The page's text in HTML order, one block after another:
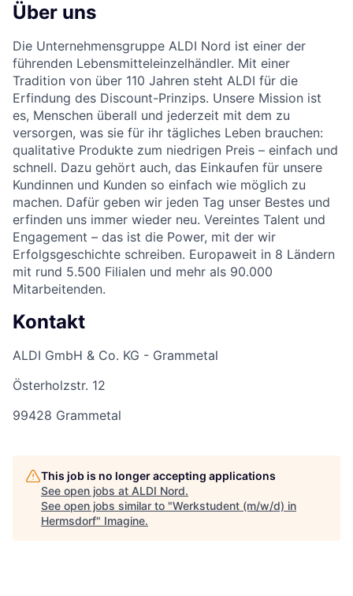
Über uns
Die Unternehmensgruppe ALDI Nord ist einer der
führenden Lebensmitteleinzelhändler. Mit einer
Tradition von über 110 Jahren steht ALDI für die
Erfindung des Discount-Prinzips. Unsere Mission ist
es, Menschen überall und jederzeit mit dem zu
versorgen, was sie für ihr tägliches Leben brauchen:
qualitative Produkte zum niedrigen Preis – einfach und
schnell. Dazu gehört auch, das Einkaufen für unsere
Kundinnen und Kunden so einfach wie möglich zu
machen. Dafür geben wir jeden Tag unser Bestes und
erfinden uns immer wieder neu. Vereintes Talent und
Engagement – das ist die Power, mit der wir
Erfolgsgeschichte schreiben. Europaweit in 8 Ländern
mit rund 5.500 Filialen und mehr als 90.000
Mitarbeitenden.
Kontakt
ALDI GmbH & Co. KG - Grammetal
Österholzstr. 12
99428 Grammetal
This job is no longer accepting applications
See open jobs at ALDI Nord.
See open jobs similar to "Werkstudent (m/w/d) in
Hermsdorf" Imagine.